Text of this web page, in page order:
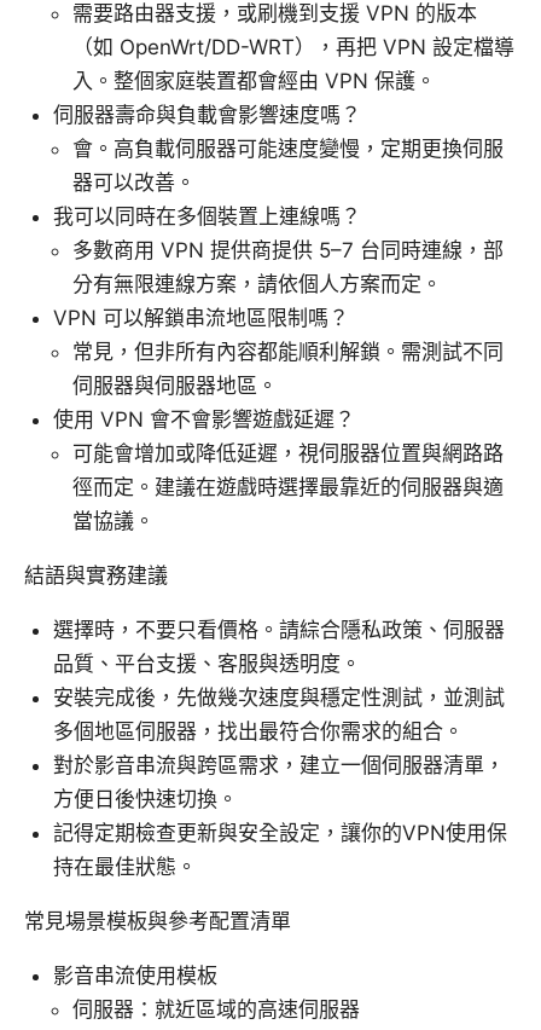
需要路由器支援，或刷機到支援 VPN 的版本
（如 OpenWrt/DD-WRT），再把 VPN 設定檔導
入。整個家庭裝置都會經由 VPN 保護。
伺服器壽命與負載會影響速度嗎？
會。高負載伺服器可能速度變慢，定期更換伺服
器可以改善。
我可以同時在多個裝置上連線嗎？
多數商用 VPN 提供商提供 5–7 台同時連線，部
分有無限連線方案，請依個人方案而定。
VPN 可以解鎖串流地區限制嗎？
常見，但非所有內容都能順利解鎖。需測試不同
伺服器與伺服器地區。
使用 VPN 會不會影響遊戲延遲？
可能會增加或降低延遲，視伺服器位置與網路路
徑而定。建議在遊戲時選擇最靠近的伺服器與適
當協議。
結語與實務建議
選擇時，不要只看價格。請綜合隱私政策、伺服器
品質、平台支援、客服與透明度。
安裝完成後，先做幾次速度與穩定性測試，並測試
多個地區伺服器，找出最符合你需求的組合。
對於影音串流與跨區需求，建立一個伺服器清單，
方便日後快速切換。
記得定期檢查更新與安全設定，讓你的VPN使用保
持在最佳狀態。
常見場景模板與參考配置清單
影音串流使用模板
伺服器：就近區域的高速伺服器